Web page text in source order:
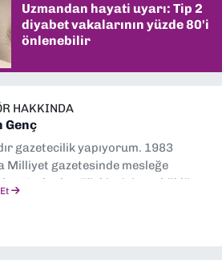
Uzmandan hayati uyarı: Tip 2
diyabet vakalarının yüzde 80'i
önlenebilir
HAKKINDA
Genç
gazetecilik yapıyorum. 1983
Milliyet gazetesinde mesleğe
Ardından Türkiye’nin en köklü
editör, müdür yardımcısı ve spor
olarak görev yaptım. Ayrıca Yeni